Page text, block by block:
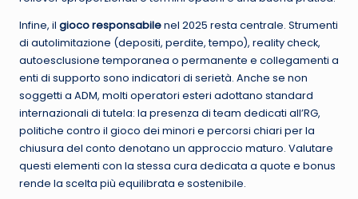
Infine, il gioco responsabilenel 2025 resta centrale. Strumenti
di autolimitazione (depositi, perdite, tempo), reality check,
autoesclusione temporanea o permanente e collegamenti a
enti di supporto sono indicatori di serietà. Anche se non
soggetti a ADM, molti operatori esteri adottano standard
internazionali di tutela: la presenza di team dedicati all’RG,
politiche contro il gioco dei minori e percorsi chiari per la
chiusura del conto denotano un approccio maturo. Valutare
questi elementi con la stessa cura dedicata a quote e bonus
rende la scelta più equilibrata e sostenibile.